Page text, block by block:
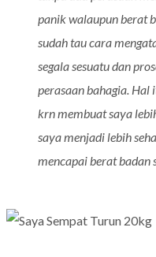
panik walaupun berat
sudah tau cara
segala sesuatu dan
perasaan bahagia. Hal
krn membuat saya
saya menjadi lebih
mencapai berat badan